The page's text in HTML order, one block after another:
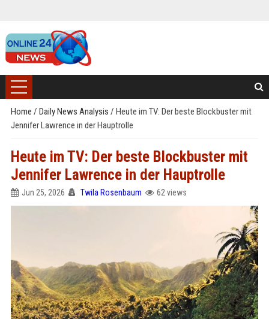
Home / Daily News Analysis / Heute im TV: Der beste Blockbuster mit
Jennifer Lawrence in der Hauptrolle
Heute im TV: Der beste Blockbuster mit
Jennifer Lawrence in der Hauptrolle
Jun 25, 2026 Twila Rosenbaum 62 views